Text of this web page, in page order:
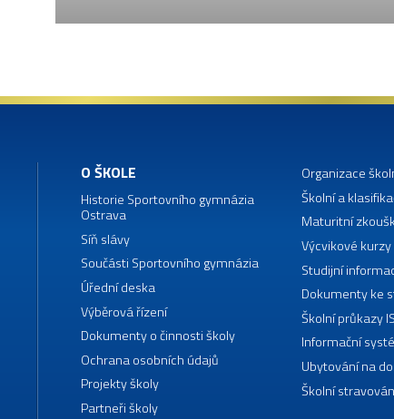
O ŠKOLE
Historie Sportovního gymnázia
Ostrava
Síň slávy
Součásti Sportovního gymnázia
Úřední deska
Výběrová řízení
Dokumenty o činnosti školy
Ochrana osobních údajů
Projekty školy
Partneři školy
Organizace
Školní a
Maturitní
Výcvikové kurzy
Studijní
Dokumenty ke
Školní průkazy
Informační
Ubytování na
Školní